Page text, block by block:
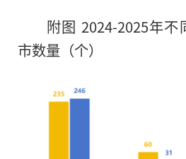
附图 2024-2025年
市数量（个）